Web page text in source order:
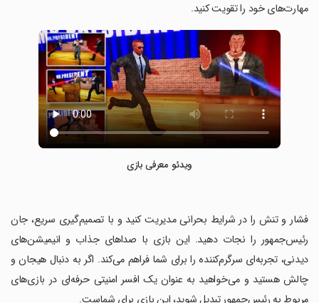
مهارت‌های خود را تقویت کنید.
ویدئو معرفی بازی
‏فشار و تنش را در شرایط بحرانی مدیریت کنید و با تصمیم‌گیری سریع، جان
رئیس‌جمهور را نجات دهید. این بازی با صداهای جذاب و انیمیشن‌های
دیدنی، تجربه‌ای سرگرم‌کننده را برای شما فراهم می‌کند. اگر به دنبال هیجان و
چالش هستید و می‌خواهید به عنوان یک افسر امنیتی حرفه‌ای در بازی‌های
مربوط به رئیس‌جمهور تبدیل شوید، این بازی برای شماست.